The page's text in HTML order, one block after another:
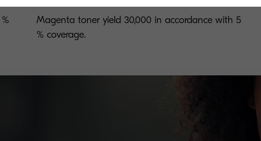
Magenta toner yield 30,000 in accordance with 5
% coverage.